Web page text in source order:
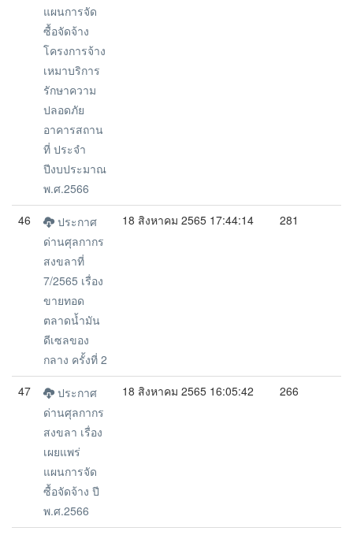
แผนการจัด
ซื้อจัดจ้าง
โครงการจ้าง
เหมาบริการ
รักษาความ
ปลอดภัย
อาคารสถาน
ที่ ประจำ
ปีงบประมาณ
พ.ศ.2566
46
ประกาศ
ด่านศุลกากร
สงขลาที่
7/2565 เรื่อง
ขายทอด
ตลาดน้ำมัน
ดีเซลของ
กลาง ครั้งที่ 2
18 สิงหาคม 2565 17:44:14 281
47
ประกาศ
ด่านศุลกากร
สงขลา เรื่อง
เผยแพร่
แผนการจัด
ซื้อจัดจ้าง ปี
พ.ศ.2566
18 สิงหาคม 2565 16:05:42 266